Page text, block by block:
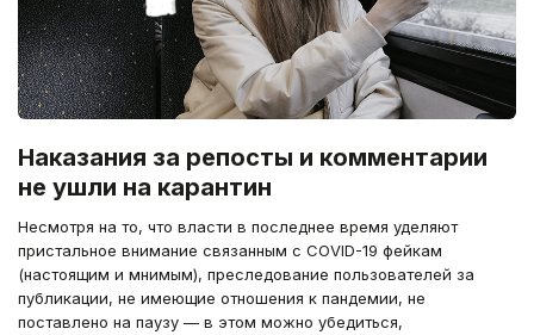
Наказания за репосты и комментарии
не ушли на карантин
Несмотря на то, что власти в последнее время уделяют
пристальное внимание связанным с COVID-19 фейкам
(настоящим и мнимым), преследование пользователей за
публикации, не имеющие отношения к пандемии, не
поставлено на паузу — в этом можно убедиться,